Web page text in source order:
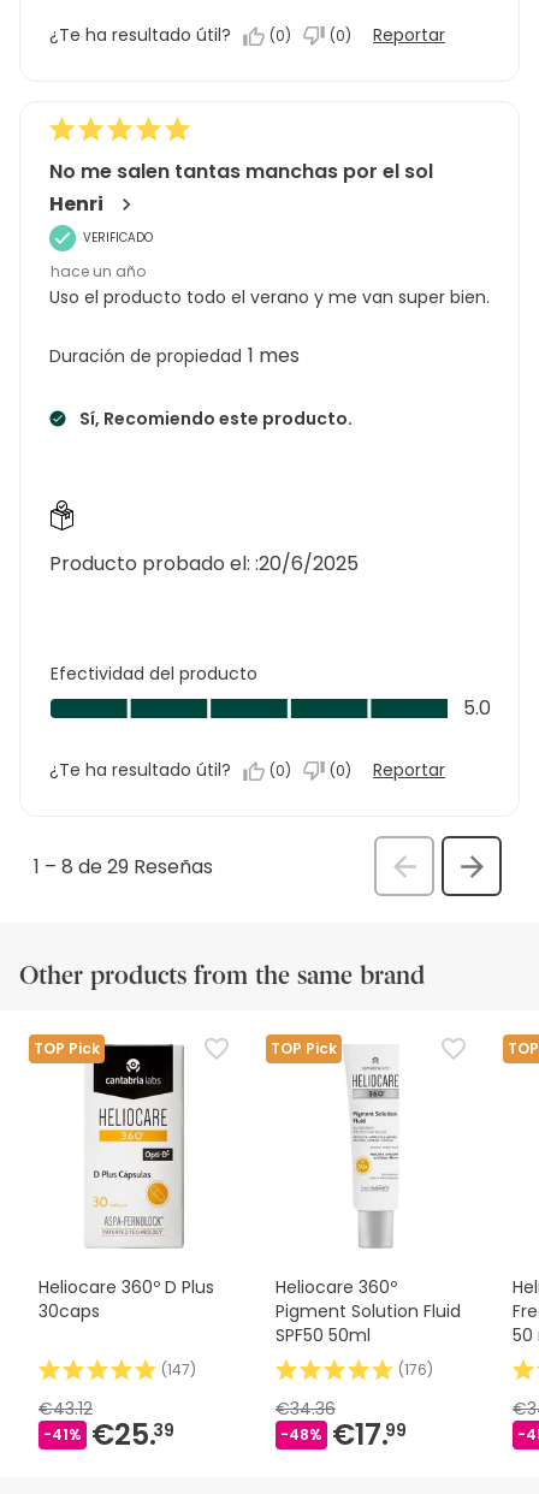
5.0
¿Te ha resultado útil? (0) (0) Reportar
No me salen tantas manchas por el sol
Henri
VERIFICADO
hace un año
Uso el producto todo el verano y me van super bien.
Duración de propiedad 1 mes
Sí, Recomiendo este producto.
Producto probado el: :20/6/2025
Efectividad del producto
Efectividad
del
5.0
5.0
¿Te ha resultado útil? (0) (0) Reportar
1 – 8 de 29 Reseñas
Anterior
Other products from the same brand
TOP Pick
Heliocare 360º D Plus
30caps
(147)
€43.12
-41% €25.39
TOP Pick
Heliocare 360º
Pigment Solution Fluid
SPF50 50ml
(176)
€34.36
-48% €17.99
50
-